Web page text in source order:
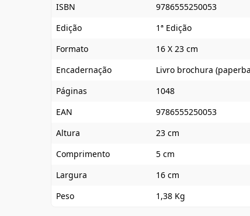
ISBN
9786555250053
Edição
1ª Edição
Formato
16 X 23 cm
Encadernação
Livro brochura
Páginas
1048
EAN
9786555250053
Altura
23 cm
Comprimento
5 cm
Largura
16 cm
Peso
1,38 Kg